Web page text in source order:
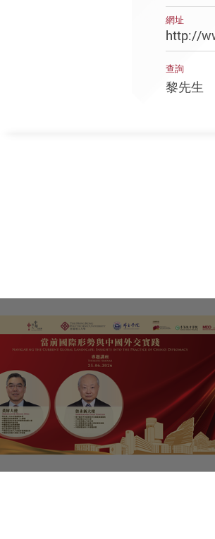
網址
http://
查詢
黎先生